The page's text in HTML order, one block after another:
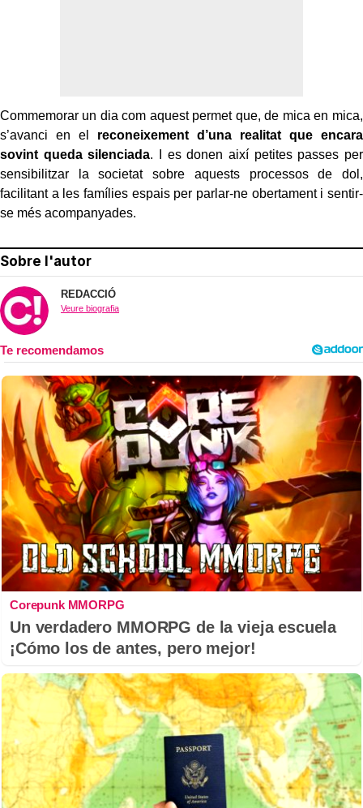
Commemorar un dia com aquest permet que, de mica en mica,
s’avanci en el reconeixement d’una realitat que encara
sovint queda silenciada. I es donen així petites passes per
sensibilitzar la societat sobre aquests processos de dol,
facilitant a les famílies espais per parlar-ne obertament i sentir-
se més acompanyades.
Sobre l'autor
REDACCIÓ
Veure biografia
Corepunk MMORPG
Un verdadero MMORPG de la vieja escuela
¡Cómo los de antes, pero mejor!